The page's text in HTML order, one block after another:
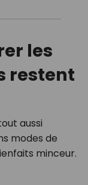
les
restent
aussi
modes de
minceur.